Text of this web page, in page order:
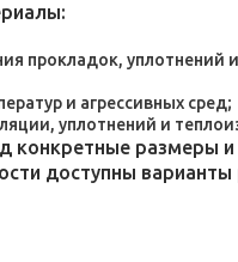
прокладок, уплотнений и
и агрессивных сред;
уплотнений и
размеры и
доступны